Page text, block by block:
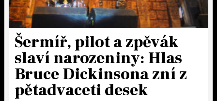
Šermíř, pilot a zpěvák
slaví narozeniny: Hlas
Bruce Dickinsona zní z
pětadvaceti desek